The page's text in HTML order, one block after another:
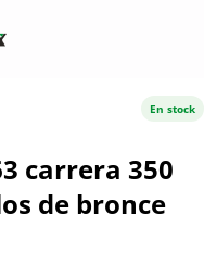
carrera 350
de bronce
En stock